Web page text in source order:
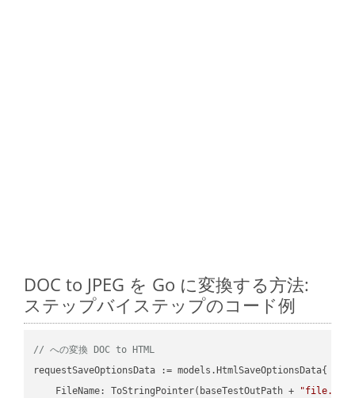
DOC to JPEG を Go に変換する方法:
ステップバイステップのコード例
// への変換 DOC to HTML
requestSaveOptionsData := models.HtmlSaveOptionsData{
    FileName: ToStringPointer(baseTestOutPath +
"file.DOC"